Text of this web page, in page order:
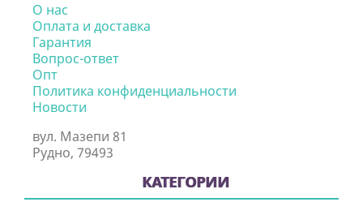
О нас
Оплата и доставка
Гарантия
Вопрос-ответ
Опт
Политика конфиденциальности
Новости
вул. Мазепи 81
Рудно, 79493
КАТЕГОРИИ